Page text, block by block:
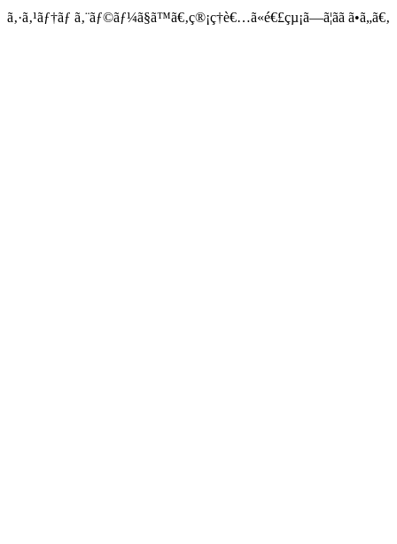
ã‚·ã‚¹ãƒ†ãƒ ã‚¨ãƒ©ãƒ¼ã§ã™ã€‚ç®¡ç†è€…ã«é€£çµ¡ã—ã¦ãã ã•ã„ã€‚